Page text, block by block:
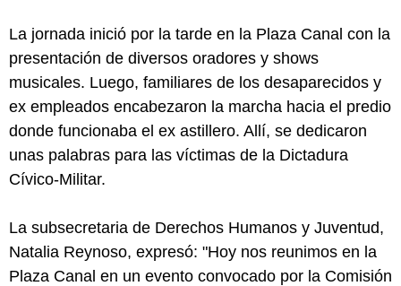
La jornada inició por la tarde en la Plaza Canal con la
presentación de diversos oradores y shows
musicales. Luego, familiares de los desaparecidos y
ex empleados encabezaron la marcha hacia el predio
donde funcionaba el ex astillero. Allí, se dedicaron
unas palabras para las víctimas de la Dictadura
Cívico-Militar.
La subsecretaria de Derechos Humanos y Juventud,
Natalia Reynoso, expresó: "Hoy nos reunimos en la
Plaza Canal en un evento convocado por la Comisión